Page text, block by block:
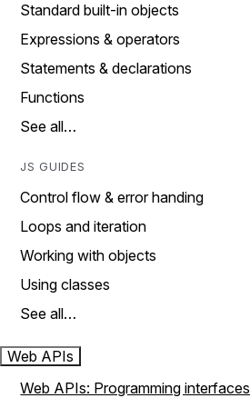
Standard built-in objects
Expressions & operators
Statements & declarations
Functions
See all…
JS GUIDES
Control flow & error handing
Loops and iteration
Working with objects
Using classes
See all…
Web APIs
Web APIs: Programming interfaces